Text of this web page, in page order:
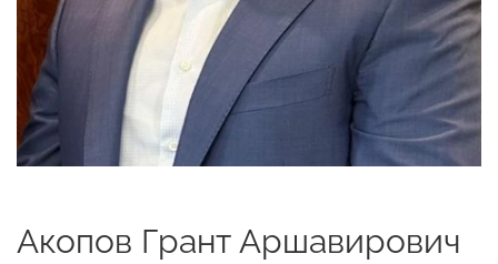
Акопов Грант Аршавирович